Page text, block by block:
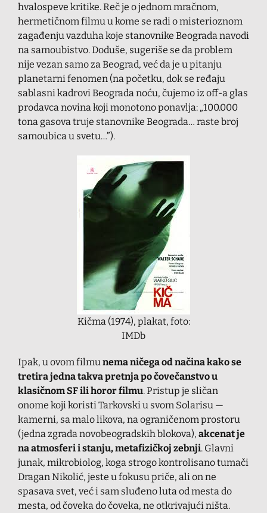
hvalospeve kritike. Reč je o jednom mračnom,
hermetičnom filmu u kome se radi o misterioznom
zagađenju vazduha koje stanovnike Beograda navodi
na samoubistvo. Doduše, sugeriše se da problem
nije vezan samo za Beograd, već da je u pitanju
planetarni fenomen (na početku, dok se ređaju
sablasni kadrovi Beograda noću, čujemo iz off-a glas
prodavca novina koji monotono ponavlja: „100.000
tona gasova truje stanovnike Beograda… raste broj
samoubica u svetu…”).
Kičma (1974), plakat, foto:
IMDb
Ipak, u ovom filmu nema ničega od načina kako se
tretira jedna takva pretnja po čovečanstvo u
klasičnom SF ili horor filmu. Pristup je sličan
onome koji koristi Tarkovski u svom Solarisu —
kamerni, sa malo likova, na ograničenom prostoru
(jedna zgrada novobeogradskih blokova), akcenat je
na atmosferi i stanju, metafizičkoj zebnji. Glavni
junak, mikrobiolog, koga strogo kontrolisano tumači
Dragan Nikolić, jeste u fokusu priče, ali on ne
spasava svet, već i sam sluđeno luta od mesta do
mesta, od čoveka do čoveka, ne otkrivajući ništa.